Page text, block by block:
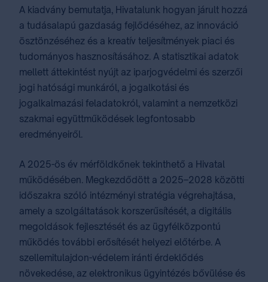
A kiadvány bemutatja, Hivatalunk hogyan járult hozzá
a tudásalapú gazdaság fejlődéséhez, az innováció
ösztönzéséhez és a kreatív teljesítmények piaci és
tudományos hasznosításához. A statisztikai adatok
mellett áttekintést nyújt az iparjogvédelmi és szerzői
jogi hatósági munkáról, a jogalkotási és
jogalkalmazási feladatokról, valamint a nemzetközi
szakmai együttműködések legfontosabb
eredményeiről.
A 2025-ös év mérföldkőnek tekinthető a Hivatal
működésében. Megkezdődött a 2025–2028 közötti
időszakra szóló intézményi stratégia végrehajtása,
amely a szolgáltatások korszerűsítését, a digitális
megoldások fejlesztését és az ügyfélközpontú
működés további erősítését helyezi előtérbe. A
szellemitulajdon-védelem iránti érdeklődés
növekedése, az elektronikus ügyintézés bővülése és